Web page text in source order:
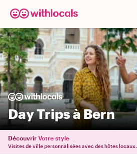
Day Trips à Bern
Découvrir Votre style
Visites de ville personnalisées avec des hôtes locaux.